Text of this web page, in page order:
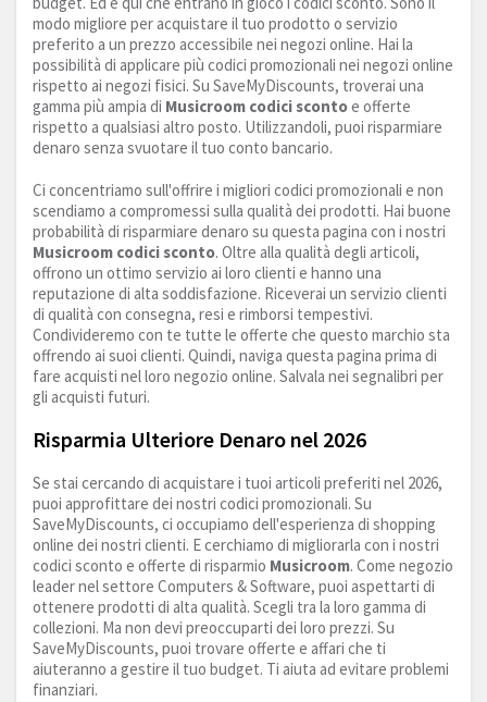
modo migliore per acquistare il tuo prodotto o servizio
preferito a un prezzo accessibile nei negozi online. Hai la
possibilità di applicare più codici promozionali nei negozi online
rispetto ai negozi fisici. Su SaveMyDiscounts, troverai una
gamma più ampia di Musicroom codici scontoe offerte
rispetto a qualsiasi altro posto. Utilizzandoli, puoi risparmiare
denaro senza svuotare il tuo conto bancario.
Ci concentriamo sull'offrire i migliori codici promozionali e non
scendiamo a compromessi sulla qualità dei prodotti. Hai buone
probabilità di risparmiare denaro su questa pagina con i nostri
Musicroom codici sconto. Oltre alla qualità degli articoli,
offrono un ottimo servizio ai loro clienti e hanno una
reputazione di alta soddisfazione. Riceverai un servizio clienti
di qualità con consegna, resi e rimborsi tempestivi.
Condivideremo con te tutte le offerte che questo marchio sta
offrendo ai suoi clienti. Quindi, naviga questa pagina prima di
fare acquisti nel loro negozio online. Salvala nei segnalibri per
gli acquisti futuri.
Risparmia Ulteriore Denaro nel 2026
Se stai cercando di acquistare i tuoi articoli preferiti nel 2026,
puoi approfittare dei nostri codici promozionali. Su
SaveMyDiscounts, ci occupiamo dell'esperienza di shopping
online dei nostri clienti. E cerchiamo di migliorarla con i nostri
codici sconto e offerte di risparmio Musicroom. Come negozio
leader nel settore Computers & Software, puoi aspettarti di
ottenere prodotti di alta qualità. Scegli tra la loro gamma di
collezioni. Ma non devi preoccuparti dei loro prezzi. Su
SaveMyDiscounts, puoi trovare offerte e affari che ti
aiuteranno a gestire il tuo budget. Ti aiuta ad evitare problemi
finanziari.